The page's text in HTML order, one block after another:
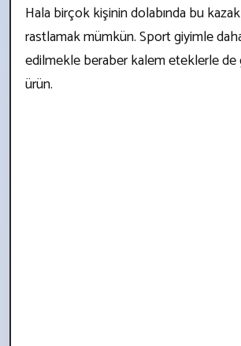
Hala birçok kişinin dolabında bu
rastlamak mümkün. Sport giyimle
edilmekle beraber kalem eteklerle de
ürün.